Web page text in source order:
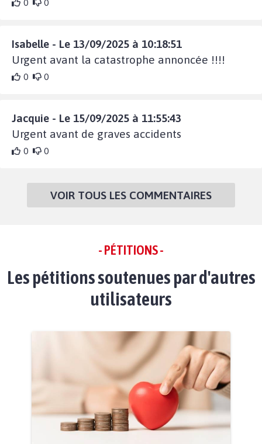
0 0
Isabelle - Le 13/09/2025 à 10:18:51
Urgent avant la catastrophe annoncée !!!!
0 0
Jacquie - Le 15/09/2025 à 11:55:43
Urgent avant de graves accidents
0 0
VOIR TOUS LES COMMENTAIRES
- PÉTITIONS -
Les pétitions soutenues par d'autres
utilisateurs